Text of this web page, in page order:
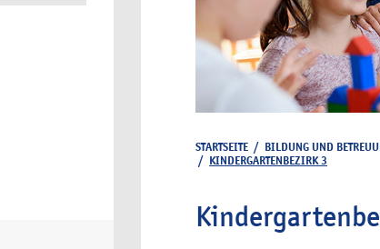
STARTSEITE / BILDUNG UND
/ KINDERGARTENBEZIRK 3